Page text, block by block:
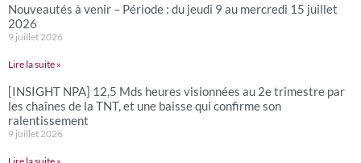
Nouveautés à venir – Période : du jeudi 9 au mercredi 15 juillet
2026
9 juillet 2026
Lire la suite »
[INSIGHT NPA] 12,5 Mds heures visionnées au 2e trimestre par
les chaînes de la TNT, et une baisse qui confirme son
ralentissement
9 juillet 2026